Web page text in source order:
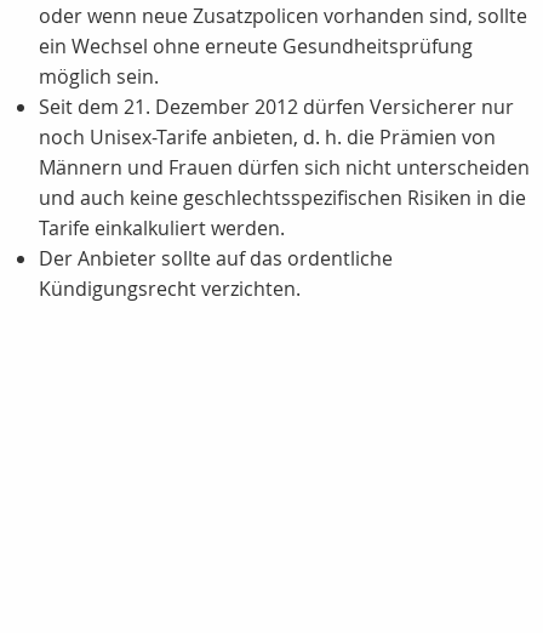
oder wenn neue Zusatzpolicen vorhanden sind, sollte
ein Wechsel ohne erneute Gesundheitsprüfung
möglich sein.
Seit dem 21. Dezember 2012 dürfen Versicherer nur
noch Unisex-Tarife anbieten, d. h. die Prämien von
Männern und Frauen dürfen sich nicht unterscheiden
und auch keine geschlechtsspezifischen Risiken in die
Tarife einkalkuliert werden.
Der Anbieter sollte auf das ordentliche
Kündigungsrecht verzichten.